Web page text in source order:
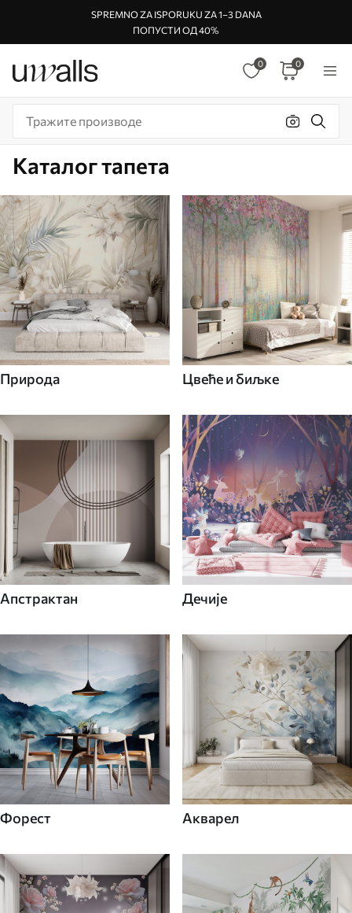
SPREMNO ZA ISPORUKU ZA 1–3 DANA
ПОПУСТИ ОД 40%
0 0
Каталог тапета
Природа Цвеће и биљке
Апстрактан Дечије
Форест Акварел